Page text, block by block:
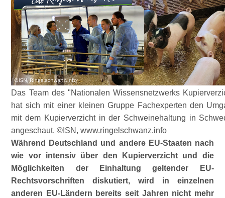
Das Team des "Nationalen Wissensnetzwerks
hat sich mit einer kleinen Gruppe Fachexperten den
mit dem Kupierverzicht in der Schweinehaltung in
angeschaut. ©ISN, www.ringelschwanz.info
Während Deutschland und andere EU-Staaten nach
wie vor intensiv über den Kupierverzicht und die
Möglichkeiten der Einhaltung geltender EU-
Rechtsvorschriften diskutiert, wird in einzelnen
anderen EU-Ländern bereits seit Jahren nicht mehr